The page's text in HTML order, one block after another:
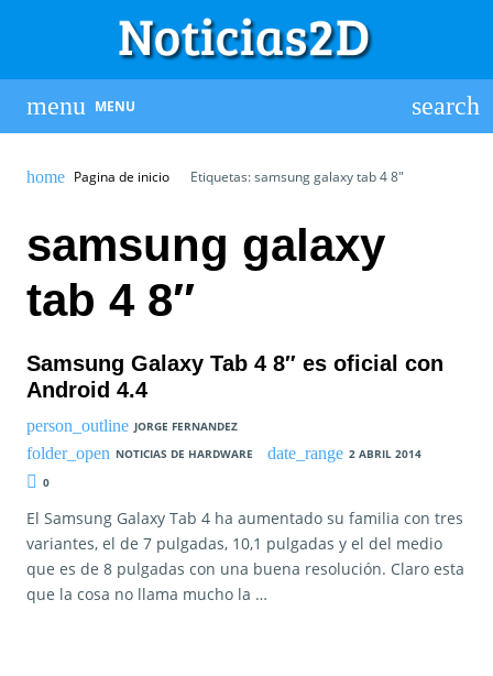
MENU
Pagina de inicio Etiquetas: samsung galaxy tab 4 8″
samsung galaxy
tab 4 8″
Samsung Galaxy Tab 4 8″ es oficial con
Android 4.4
JORGE FERNANDEZ
NOTICIAS DE HARDWARE
2 ABRIL 2014
0
El Samsung Galaxy Tab 4 ha aumentado su familia con tres
variantes, el de 7 pulgadas, 10,1 pulgadas y el del medio
que es de 8 pulgadas con una buena resolución. Claro esta
que la cosa no llama mucho la …